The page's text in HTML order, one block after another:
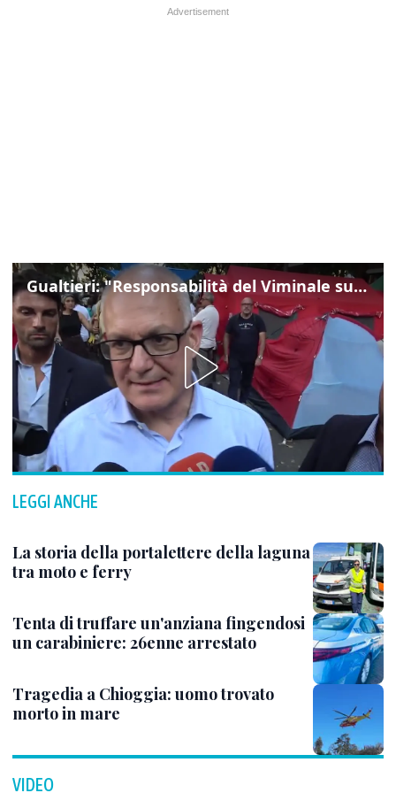
Gualtieri: "Responsabilità del Viminale su Spin Time? La posizione dei partiti è nota"
LEGGI ANCHE
La storia della portalettere della laguna
tra moto e ferry
Tenta di truffare un'anziana fingendosi
un carabiniere: 26enne arrestato
Tragedia a Chioggia: uomo trovato
morto in mare
VIDEO